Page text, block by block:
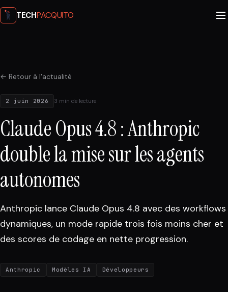
TECHPACQUITO
← Retour à l'actualité
2 juin 2026 3 min de lecture
Claude Opus 4.8 : Anthropic
double la mise sur les agents
autonomes
Anthropic lance Claude Opus 4.8 avec des workflows
dynamiques, un mode rapide trois fois moins cher et
des scores de codage en nette progression.
Anthropic Modèles IA Développeurs